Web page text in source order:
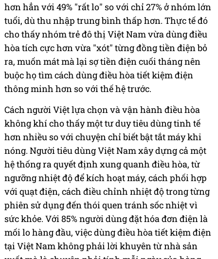
hơn hẳn với 49% "rất lo" so với chỉ 27% ở nhóm lớn
tuổi, dù thu nhập trung bình thấp hơn. Thực tế đó
cho thấy nhóm trẻ đô thị Việt Nam vừa dùng điều
hòa tích cực hơn vừa "xót" từng đồng tiền điện bỏ
ra, muốn mát mà lại sợ tiền điện cuối tháng nên
buộc họ tìm cách dùng điều hòa tiết kiệm điện
thông minh hơn so với thế hệ trước.
Cách người Việt lựa chọn và vận hành điều hòa
không khí cho thấy một tư duy tiêu dùng tinh tế
hơn nhiều so với chuyện chỉ biết bật tắt máy khi
nóng. Người tiêu dùng Việt Nam xây dựng cả một
hệ thống ra quyết định xung quanh điều hòa, từ
ngưỡng nhiệt độ để kích hoạt máy, cách phối hợp
với quạt điện, cách điều chỉnh nhiệt độ trong từng
phiên sử dụng đến thói quen tránh sốc nhiệt vì
sức khỏe. Với 85% người dùng đặt hóa đơn điện là
mối lo hàng đầu, việc dùng điều hòa tiết kiệm điện
tại Việt Nam không phải lời khuyên từ nhà sản